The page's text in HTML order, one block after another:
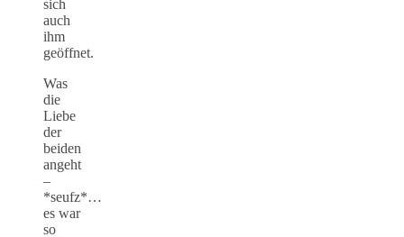
sich
auch
ihm
geöffnet.
Was
die
Liebe
der
beiden
angeht
–
*seufz*…
es war
so